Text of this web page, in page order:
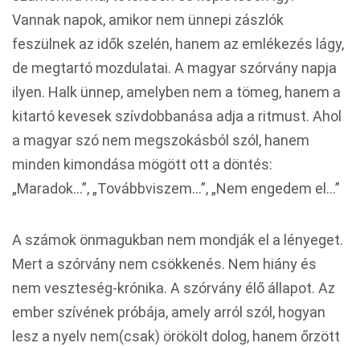
Vannak napok, amikor nem ünnepi zászlók
feszülnek az idők szelén, hanem az emlékezés lágy,
de megtartó mozdulatai. A magyar szórvány napja
ilyen. Halk ünnep, amelyben nem a tömeg, hanem a
kitartó kevesek szívdobbanása adja a ritmust. Ahol
a magyar szó nem megszokásból szól, hanem
minden kimondása mögött ott a döntés:
„Maradok...”, „Továbbviszem...”, „Nem engedem el...”
A számok önmagukban nem mondják el a lényeget.
Mert a szórvány nem csökkenés. Nem hiány és
nem veszteség-krónika. A szórvány élő állapot. Az
ember szívének próbája, amely arról szól, hogyan
lesz a nyelv nem(csak) örökölt dolog, hanem őrzött